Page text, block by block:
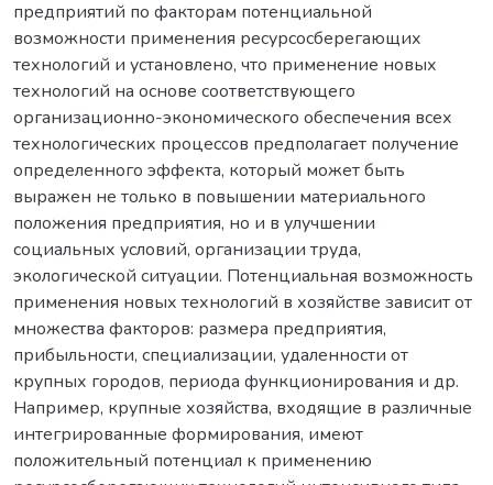
предприятий по факторам потенциальной
возможности применения ресурсосберегающих
технологий и установлено, что применение новых
технологий на основе соответствующего
организационно-экономического обеспечения всех
технологических процессов предполагает получение
определенного эффекта, который может быть
выражен не только в повышении материального
положения предприятия, но и в улучшении
социальных условий, организации труда,
экологической ситуации. Потенциальная возможность
применения новых технологий в хозяйстве зависит от
множества факторов: размера предприятия,
прибыльности, специализации, удаленности от
крупных городов, периода функционирования и др.
Например, крупные хозяйства, входящие в различные
интегрированные формирования, имеют
положительный потенциал к применению